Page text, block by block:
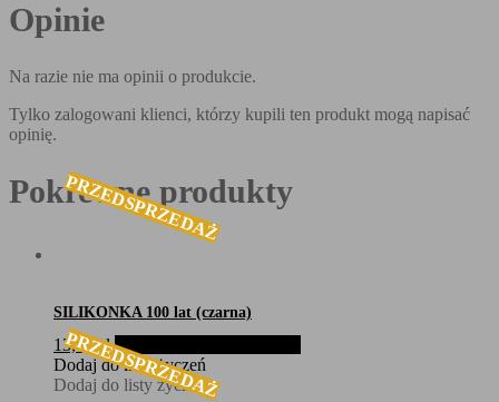
Opinie
Na razie nie ma opinii o produkcie.
Tylko zalogowani klienci, którzy kupili ten produkt mogą napisać
opinię.
Pokrewne produkty
PRZEDSPRZEDAŻ
SILIKONKA 100 lat (czarna)
13,00zł Zamów w przedsprzedaży
Dodaj do listy życzeń
Dodaj do listy życzeń
PRZEDSPRZEDAŻ